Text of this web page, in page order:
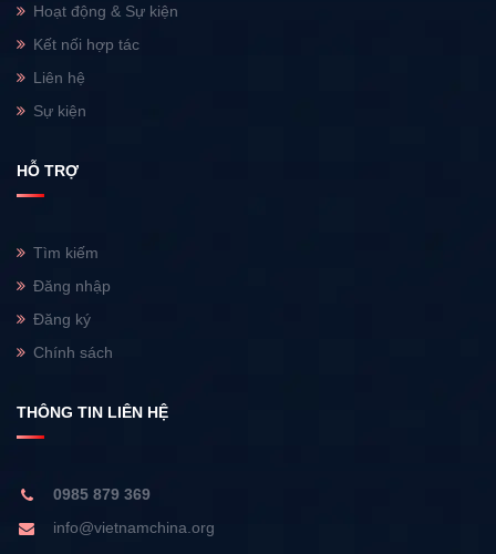
Hoạt động & Sự kiện
Kết nối hợp tác
Liên hệ
Sự kiện
HỖ TRỢ
Tìm kiếm
Đăng nhập
Đăng ký
Chính sách
THÔNG TIN LIÊN HỆ
0985 879 369
info@vietnamchina.org